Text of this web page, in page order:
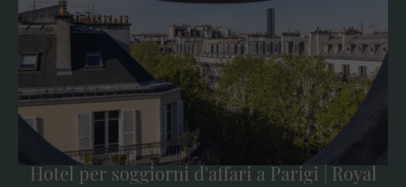
Hotel per soggiorni d'affari a Parigi | Royal